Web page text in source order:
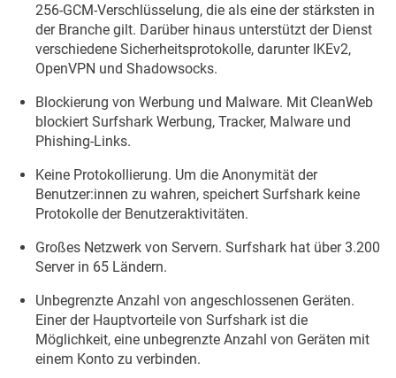
256-GCM-Verschlüsselung, die als eine der stärksten in
der Branche gilt. Darüber hinaus unterstützt der Dienst
verschiedene Sicherheitsprotokolle, darunter IKEv2,
OpenVPN und Shadowsocks.
Blockierung von Werbung und Malware. Mit CleanWeb
blockiert Surfshark Werbung, Tracker, Malware und
Phishing-Links.
Keine Protokollierung. Um die Anonymität der
Benutzer:innen zu wahren, speichert Surfshark keine
Protokolle der Benutzeraktivitäten.
Großes Netzwerk von Servern. Surfshark hat über 3.200
Server in 65 Ländern.
Unbegrenzte Anzahl von angeschlossenen Geräten.
Einer der Hauptvorteile von Surfshark ist die
Möglichkeit, eine unbegrenzte Anzahl von Geräten mit
einem Konto zu verbinden.